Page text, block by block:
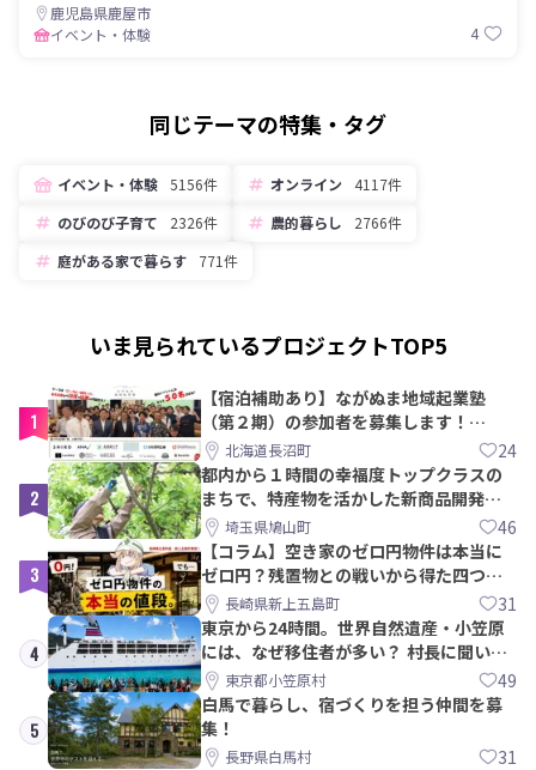
鹿児島県鹿屋市
イベント・体験
4
同じテーマの特集・タグ
イベント・体験 5156件 オンライン
4117件
のびのび子育て
2326件 農的暮らし
2766件
庭がある家で暮らす
771件
いま見られているプロジェクトTOP5
1
【宿泊補助あり】ながぬま地域起業塾
（第２期）の参加者を募集します！
【8/21〆】
北海道長沼町 24
2
都内から１時間の幸福度トップクラスの
まちで、特産物を活かした新商品開発＆
PRメンバー募集！
埼玉県鳩山町 46
3
【コラム】空き家のゼロ円物件は本当に
ゼロ円？残置物との戦いから得た四つの
教訓｜新上五島町
長崎県新上五島町 31
4
東京から24時間。世界自然遺産・小笠原
には、なぜ移住者が多い？ 村長に聞いて
みた東京都小笠原村 49
5
白馬で暮らし、宿づくりを担う仲間を募
集！
長野県白馬村 31